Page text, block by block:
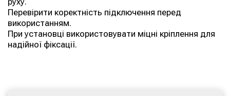
Перевірити коректність підключення перед
використанням.
При установці використовувати міцні кріплення для
надійної фіксації.